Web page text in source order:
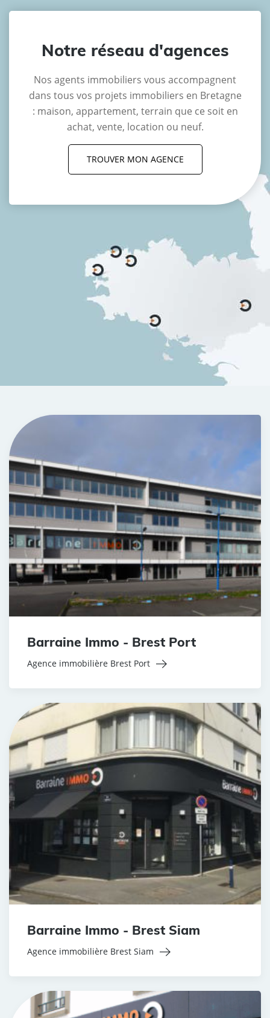
Notre réseau d'agences
Nos agents immobiliers vous accompagnent
dans tous vos projets immobiliers en Bretagne
: maison, appartement, terrain que ce soit en
achat, vente, location ou neuf.
TROUVER MON AGENCE
Barraine Immo - Brest Port
Agence immobilière Brest Port
Barraine Immo - Brest Siam
Agence immobilière Brest Siam